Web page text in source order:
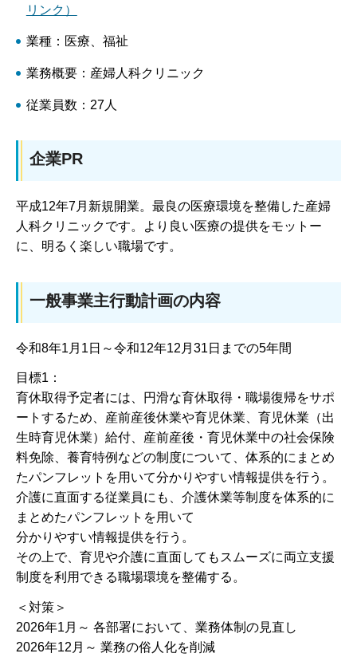
リンク）
業種：医療、福祉
業務概要：産婦人科クリニック
従業員数：27人
企業PR
平成12年7月新規開業。最良の医療環境を整備した産婦
人科クリニックです。より良い医療の提供をモットー
に、明るく楽しい職場です。
一般事業主行動計画の内容
令和8年1月1日～令和12年12月31日までの5年間
目標1：
育休取得予定者には、円滑な育休取得・職場復帰をサポ
ートするため、産前産後休業や育児休業、育児休業（出
生時育児休業）給付、産前産後・育児休業中の社会保険
料免除、養育特例などの制度について、体系的にまとめ
たパンフレットを用いて分かりやすい情報提供を行う。
介護に直面する従業員にも、介護休業等制度を体系的に
まとめたパンフレットを用いて
分かりやすい情報提供を行う。
その上で、育児や介護に直面してもスムーズに両立支援
制度を利用できる職場環境を整備する。
＜対策＞
2026年1月～ 各部署において、業務体制の見直し
2026年12月～ 業務の俗人化を削減